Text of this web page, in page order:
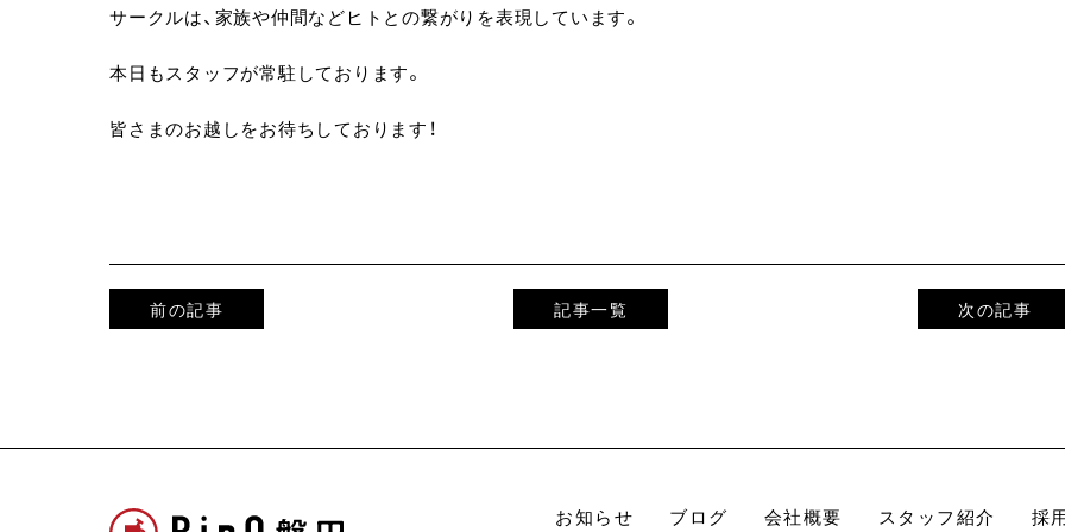
サークルは、家族や仲間などヒトとの繋がりを表現しています。
本日もスタッフが常駐しております。
皆さまのお越しをお待ちしております！
前の記事 記事一覧 次の記事
お知らせ ブログ 会社概要 スタッフ紹介 採